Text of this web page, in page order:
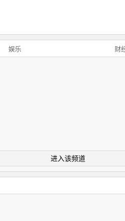
娱乐 财
进入该频道